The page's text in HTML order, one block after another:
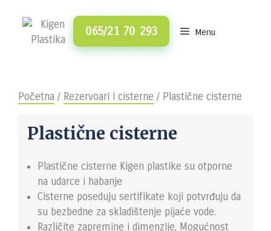
content
065/21 70 293 Menu
Početna / Rezervoari i cisterne / Plastične cisterne
Plastične cisterne
Plastične cisterne Kigen plastike su otporne
na udarce i habanje
Cisterne poseduju sertifikate koji potvrđuju da
su bezbedne za skladištenje pijaće vode.
Različite zapremine i dimenzije, Mogućnost